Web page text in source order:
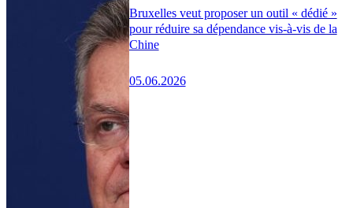
Bruxelles veut proposer un outil « dédié »
pour réduire sa dépendance vis-à-vis de la
Chine
05.06.2026